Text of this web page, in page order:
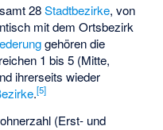
28Stadtbezirke, von
mit dem Ortsbezirk
gehören die
1 bis 5 (Mitte,
ihrerseits wieder
.[5]
(Erst- und